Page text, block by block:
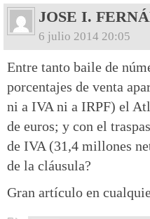
JOSE I.
6 julio 2014 20:05
Entre tanto baile de
porcentajes de venta
ni a IVA ni a IRPF) el
de euros; y con el
de IVA (31,4 millones
de la cláusula?
Gran artículo en